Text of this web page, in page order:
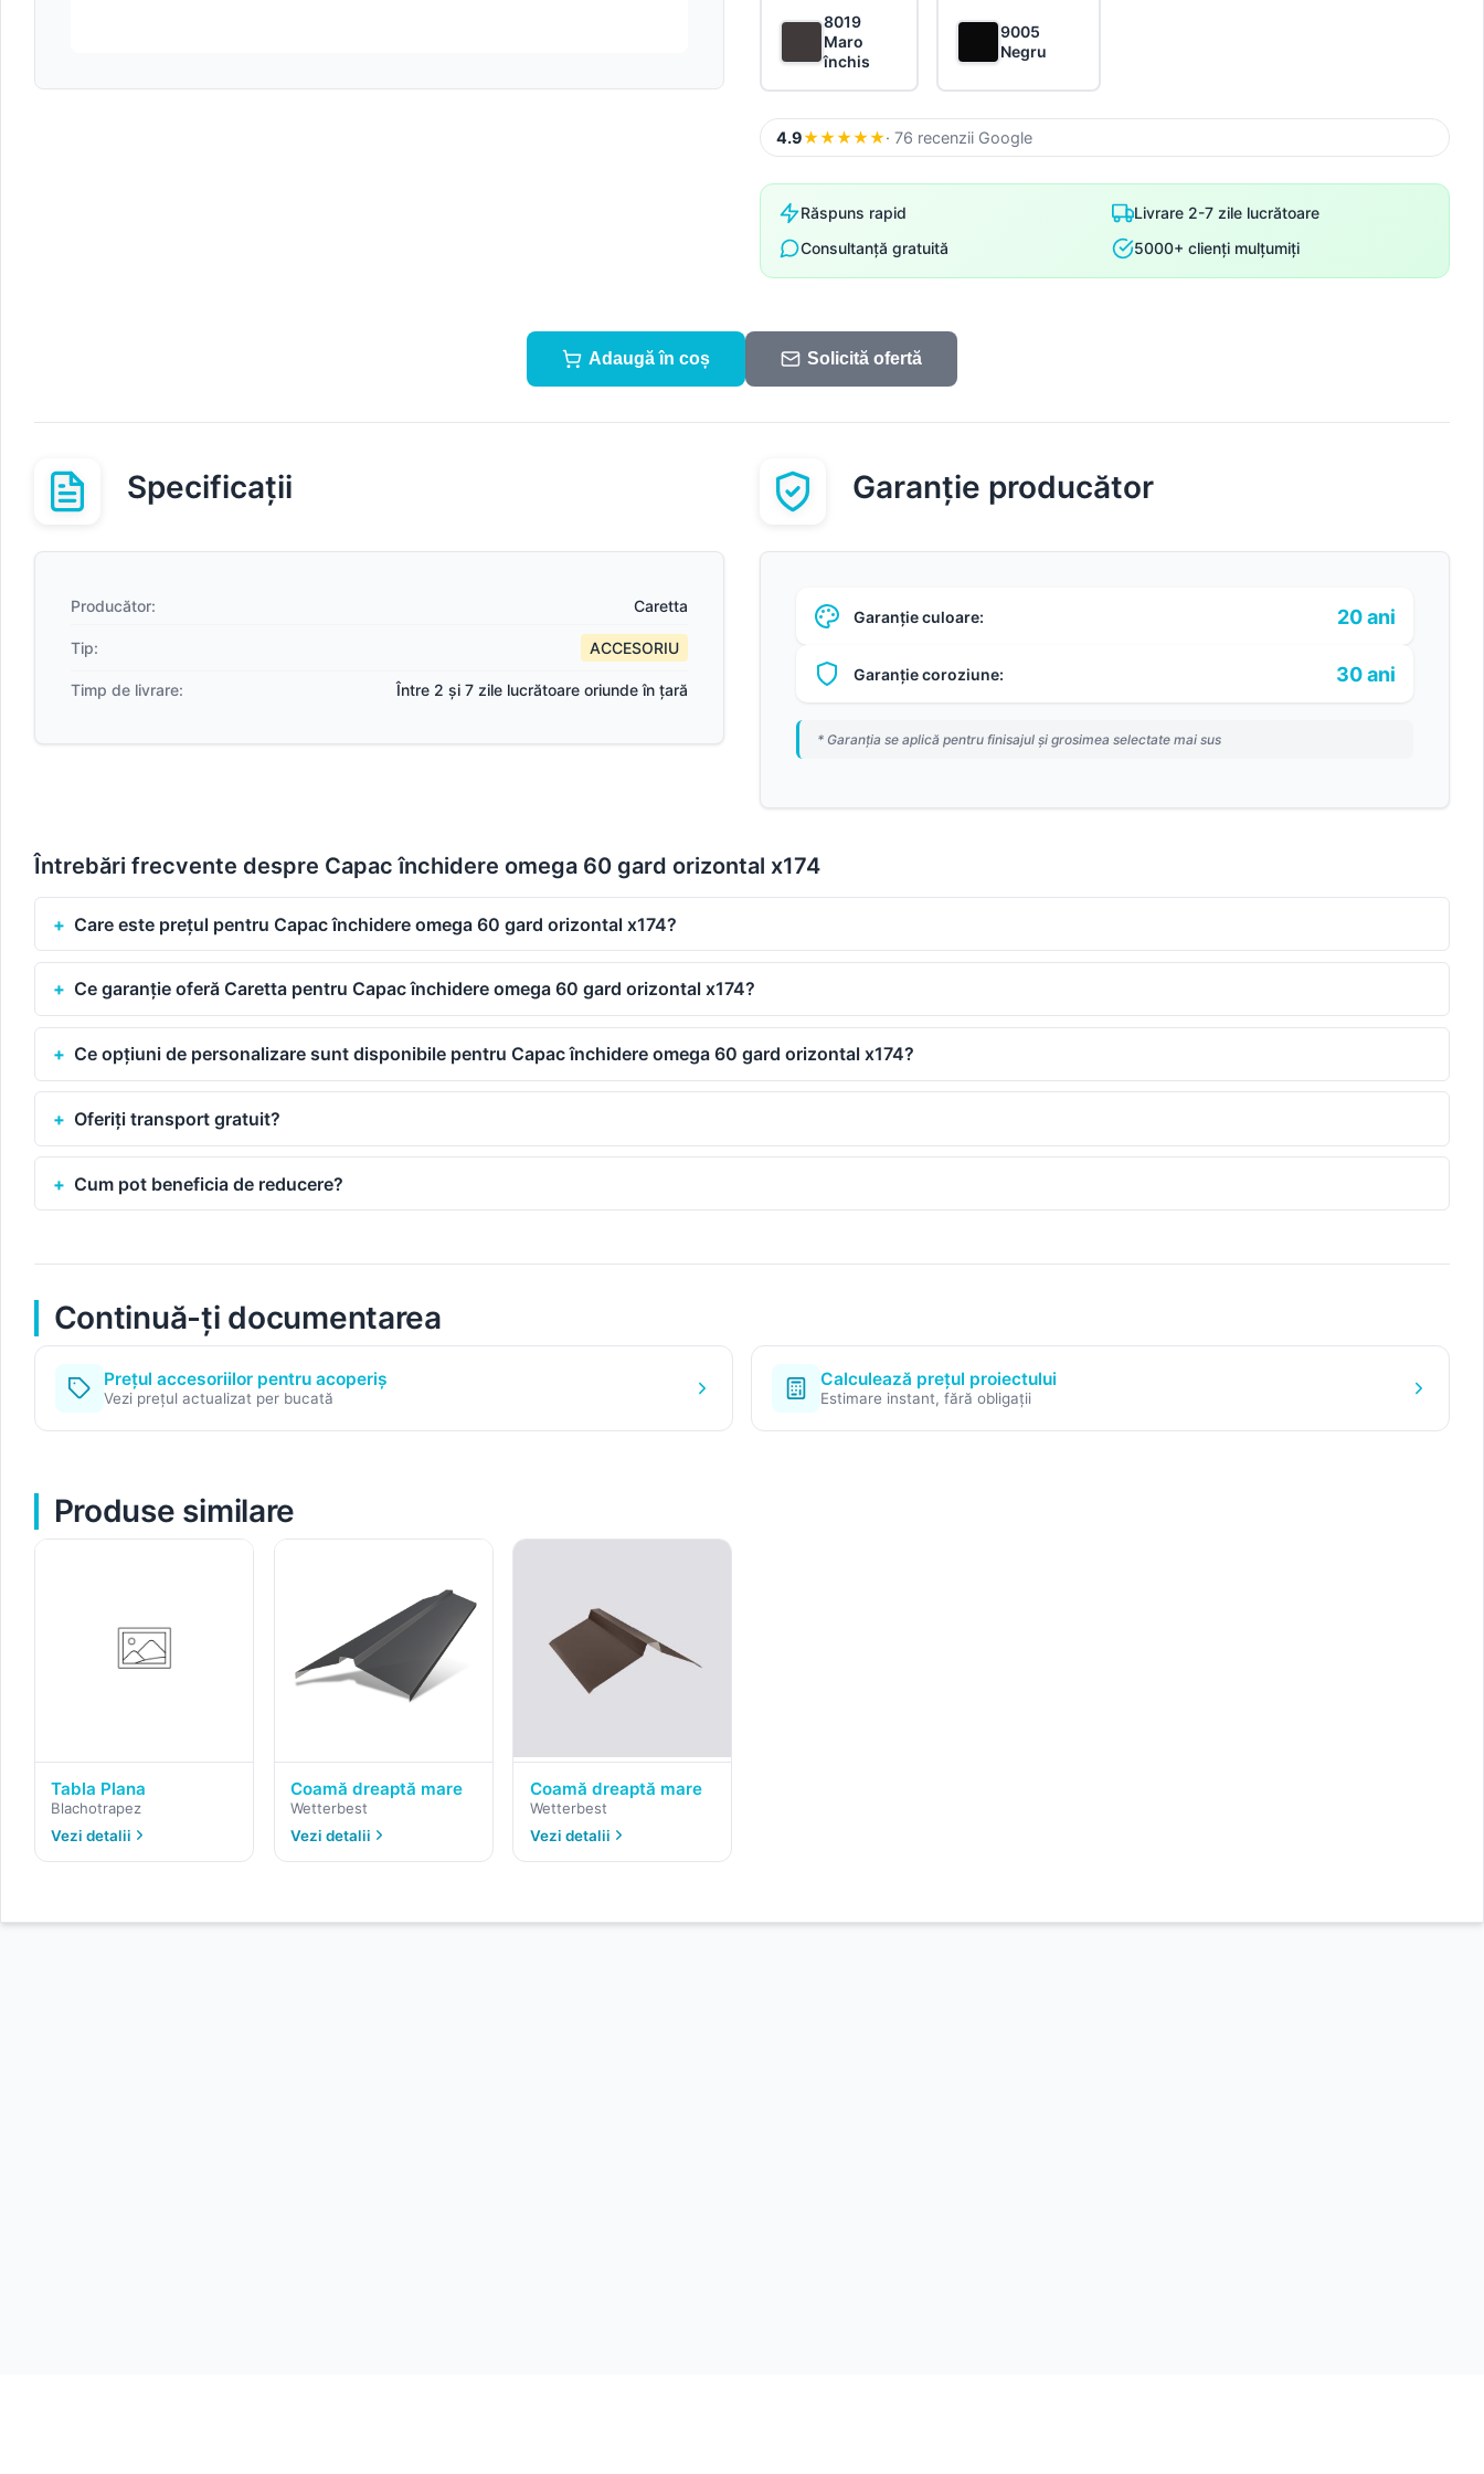
componente
Sistem pluvial
Accesorii
8019
Maro
închis
9005
Negru
4.9★★★★★· 76 recenzii Google
Răspuns rapid
Livrare 2-7 zile lucrătoare
Consultanță gratuită
5000+ clienți mulțumiți
Adaugă în coș Solicită ofertă
Specificații
Producător: Caretta
Tip: ACCESORIU
Timp de livrare: Între 2 și 7 zile lucrătoare oriunde în țară
Garanție producător
Garanție culoare: 20 ani
Garanție coroziune: 30 ani
* Garanția se aplică pentru finisajul și grosimea selectate mai sus
Întrebări frecvente despre Capac închidere omega 60 gard orizontal x174
Care este prețul pentru Capac închidere omega 60 gard orizontal x174?
Ce garanție oferă Caretta pentru Capac închidere omega 60 gard orizontal x174?
Ce opțiuni de personalizare sunt disponibile pentru Capac închidere omega 60 gard orizontal x174?
Oferiți transport gratuit?
Cum pot beneficia de reducere?
Continuă-ți documentarea
Prețul accesoriilor pentru acoperiș
Vezi prețul actualizat per bucată
Calculează prețul proiectului
Estimare instant, fără obligații
Produse similare
Tabla Plana
Blachotrapez
Vezi detalii
Coamă dreaptă mare
Wetterbest
Vezi detalii
Coamă dreaptă mare
Wetterbest
Vezi detalii